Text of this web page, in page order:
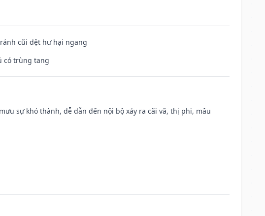
cũi dệt hư hại ngang
có trùng tang
sự khó thành, dễ dẫn đến nội bộ xảy ra cãi vã, thị phi, mâu